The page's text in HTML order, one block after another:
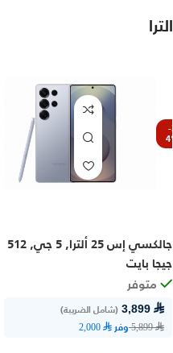
-3
4%
جالكسي إس 25 ألترا, 5 جي, 512
جيجا بايت
متوفر
⃁ 3,899 (شامل الضريبة)
⃁ 5,899 وفر ⃁ 2,000